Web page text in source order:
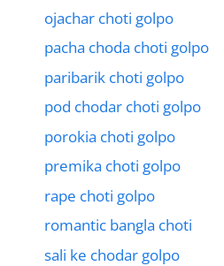
ojachar choti golpo
pacha choda choti golpo
paribarik choti golpo
pod chodar choti golpo
porokia choti golpo
premika choti golpo
rape choti golpo
romantic bangla choti
sali ke chodar golpo